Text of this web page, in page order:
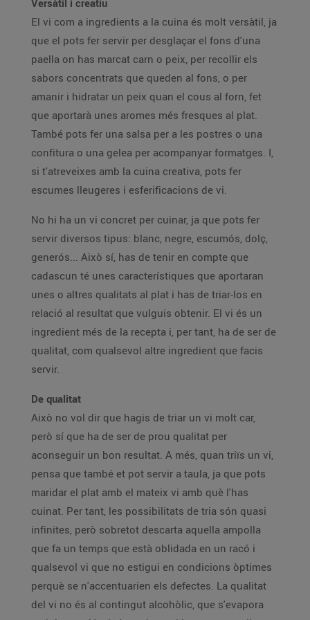
Versàtil i creatiu
El vi com a ingredients a la cuina és molt versàtil, ja
que el pots fer servir per desglaçar el fons d'una
paella on has marcat carn o peix, per recollir els
sabors concentrats que queden al fons, o per
amanir i hidratar un peix quan el cous al forn, fet
que aportarà unes aromes més fresques al plat.
També pots fer una salsa per a les postres o una
confitura o una gelea per acompanyar formatges. I,
si t'atreveixes amb la cuina creativa, pots fer
escumes lleugeres i esferificacions de vi.
No hi ha un vi concret per cuinar, ja que pots fer
servir diversos tipus: blanc, negre, escumós, dolç,
generós... Això sí, has de tenir en compte que
cadascun té unes característiques que aportaran
unes o altres qualitats al plat i has de triar-los en
relació al resultat que vulguis obtenir. El vi és un
ingredient més de la recepta i, per tant, ha de ser de
qualitat, com qualsevol altre ingredient que facis
servir.
De qualitat
Això no vol dir que hagis de triar un vi molt car,
però sí que ha de ser de prou qualitat per
aconseguir un bon resultat. A més, quan triïs un vi,
pensa que també et pot servir a taula, ja que pots
maridar el plat amb el mateix vi amb què l'has
cuinat. Per tant, les possibilitats de tria són quasi
infinites, però sobretot descarta aquella ampolla
que fa un temps que està oblidada en un racó i
qualsevol vi que no estigui en condicions òptimes
perquè se n'accentuarien els defectes. La qualitat
del vi no és al contingut alcohòlic, que s'evapora